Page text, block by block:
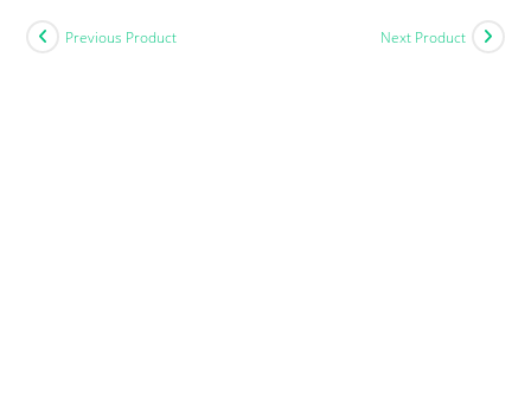
Previous Product Next Product